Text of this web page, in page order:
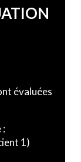
évaluées
:
1)